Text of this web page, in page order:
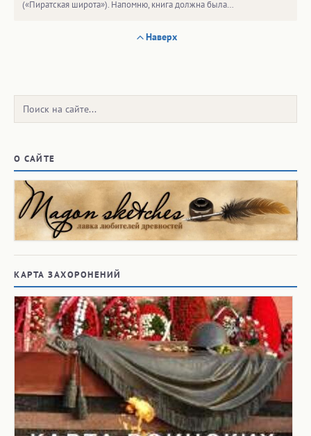
(«Пиратская широта»). Напомню, книга должна была…
Наверх
Поиск:
О САЙТЕ
КАРТА ЗАХОРОНЕНИЙ